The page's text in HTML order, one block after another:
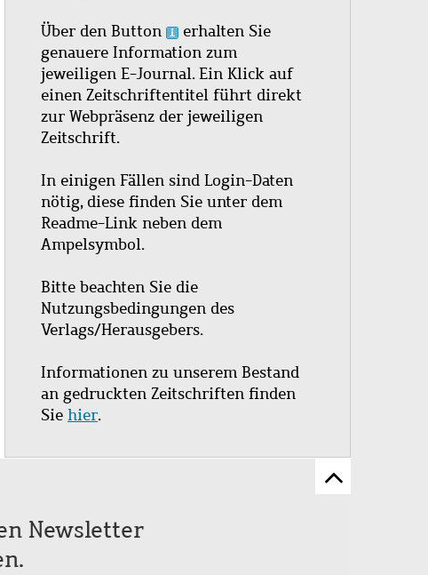
Über den Button
erhalten Sie
genauere Information zum
jeweiligen E-Journal. Ein Klick auf
einen Zeitschriftentitel führt direkt
zur Webpräsenz der jeweiligen
Zeitschrift.
In einigen Fällen sind Login-Daten
nötig, diese finden Sie unter dem
Readme-Link neben dem
Ampelsymbol.
Bitte beachten Sie die
Nutzungsbedingungen des
Verlags/Herausgebers.
Informationen zu unserem Bestand
an gedruckten Zeitschriften finden
Sie hier.
Zum
Newsletter